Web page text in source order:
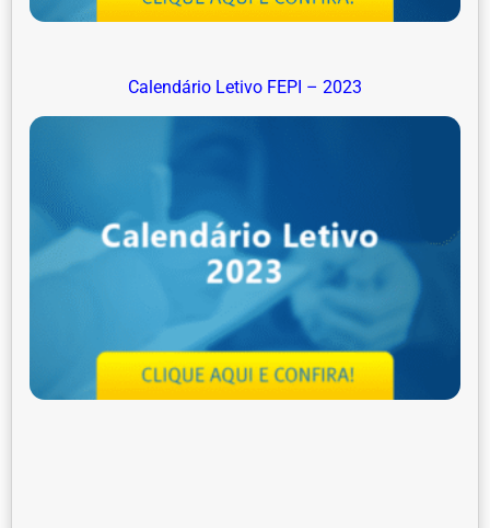
Calendário Letivo FEPI – 2023